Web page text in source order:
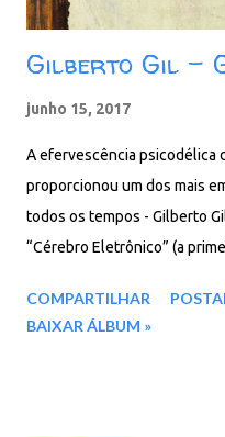
Gilberto Gil -
junho 15, 2017
A efervescência psicodélica
proporcionou um dos mais
todos os tempos - Gilberto
“Cérebro Eletrônico” (a
e americano, transforma
COMPARTILHAR
BAIXAR ÁLBUM »